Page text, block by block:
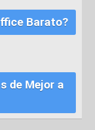
Barato?
de Mejor a